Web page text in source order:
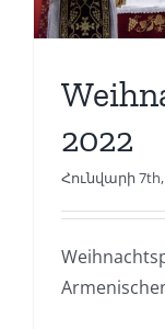
2022
Հունվարի 7th,